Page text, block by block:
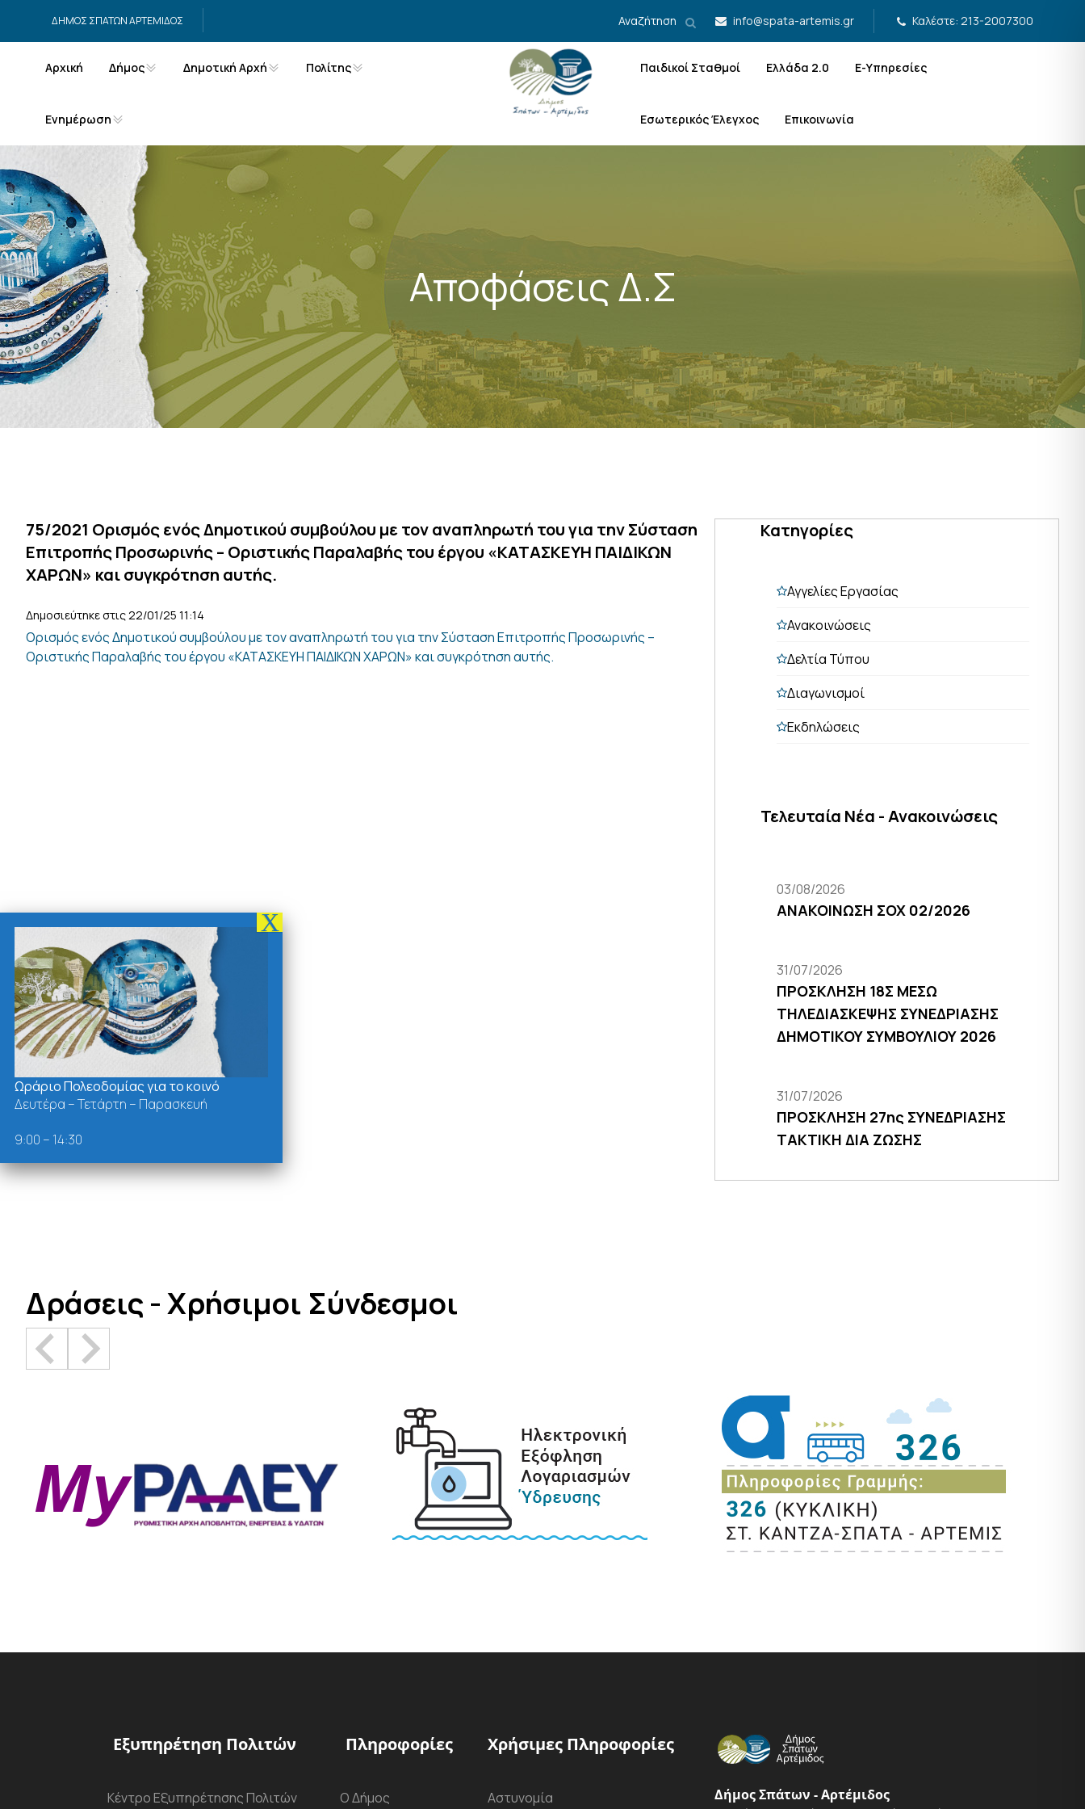
ΔΗΜΟΣ ΣΠΑΤΩΝ ΑΡΤΕΜΙΔΟΣ Αναζήτηση info@spata-artemis.gr Καλέστε: 213-2007300
Αρχική Δήμος Δημοτική Αρχή Πολίτης
Ενημέρωση
Παιδικοί Σταθμοί Ελλάδα 2.0 Ε-Υπηρεσίες
Εσωτερικός Έλεγχος Επικοινωνία
Αποφάσεις Δ.Σ
75/2021 Ορισμός ενός Δημοτικού συμβούλου με τον αναπληρωτή του για την Σύσταση
Επιτροπής Προσωρινής – Οριστικής Παραλαβής του έργου «ΚΑΤΑΣΚΕΥΗ ΠΑΙΔΙΚΩΝ
ΧΑΡΩΝ» και συγκρότηση αυτής.
Δημοσιεύτηκε στις 22/01/25 11:14
Ορισμός ενός Δημοτικού συμβούλου με τον αναπληρωτή του για την Σύσταση Επιτροπής Προσωρινής –
Οριστικής Παραλαβής του έργου «ΚΑΤΑΣΚΕΥΗ ΠΑΙΔΙΚΩΝ ΧΑΡΩΝ» και συγκρότηση αυτής.
Κατηγορίες
Αγγελίες Εργασίας
Ανακοινώσεις
Δελτία Τύπου
Διαγωνισμοί
Εκδηλώσεις
Τελευταία Νέα - Ανακοινώσεις
03/08/2026
ΑΝΑΚΟΙΝΩΣΗ ΣΟΧ 02/2026
31/07/2026
ΠΡΟΣΚΛΗΣΗ 18Σ ΜΕΣΩ
ΤΗΛΕΔΙΑΣΚΕΨΗΣ ΣΥΝΕΔΡΙΑΣΗΣ
ΔΗΜΟΤΙΚΟΥ ΣΥΜΒΟΥΛΙΟΥ 2026
31/07/2026
ΠΡΟΣΚΛΗΣΗ 27ης ΣΥΝΕΔΡΙΑΣΗΣ
ΤΑΚΤΙΚΗ ΔΙΑ ΖΩΣΗΣ
Δράσεις - Χρήσιμοι Σύνδεσμοι
Εξυπηρέτηση Πολιτών
Κέντρο Εξυπηρέτησης Πολιτών
Πληροφορίες
Ο Δήμος
Χρήσιμες Πληροφορίες
Αστυνομία
Δήμος Σπάτων - Αρτέμιδος
Ωράριο Πολεοδομίας για το κοινό
Δευτέρα – Τετάρτη – Παρασκευή
9:00 – 14:30